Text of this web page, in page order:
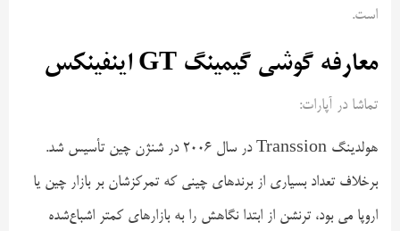
است.
معارفه گوشی گیمینگ GT اینفینکس
تماشا در آپارات:
هولدینگ Transsion در سال ۲۰۰۶ در شنژن چین تأسیس شد.
برخلاف تعداد بسیاری از برندهای چینی که تمرکزشان بر بازار چین یا
اروپا می بود، ترنشن از ابتدا نگاهش را به بازارهای کمتر اشباع‌شده